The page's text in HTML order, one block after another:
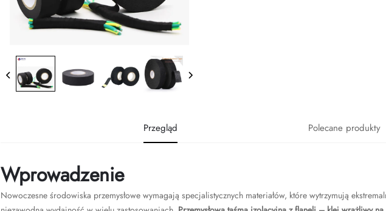
Przegląd Polecane produkty
Wprowadzenie
Nowoczesne środowiska przemysłowe wymagają specjalistycznych materiałów, które wytrzymują